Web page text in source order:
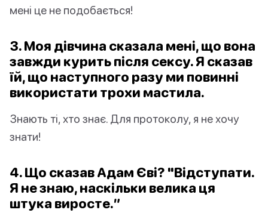
мені це не подобається!
3. Моя дівчина сказала мені, що вона
завжди курить після сексу. Я сказав
їй, що наступного разу ми повинні
використати трохи мастила.
Знають ті, хто знає. Для протоколу, я не хочу
знати!
4. Що сказав Адам Єві? "Відступати.
Я не знаю, наскільки велика ця
штука виросте.”